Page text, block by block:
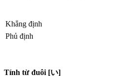
Khẳng định
Phủ định
Tính từ đuôi [い]